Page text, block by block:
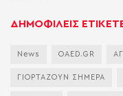
ΔΗΜΟΦΙΛΕΙΣ
News OAED.GR
ΓΙΟΡΤΑΖΟΥΝ ΣΗΜΕΡΑ